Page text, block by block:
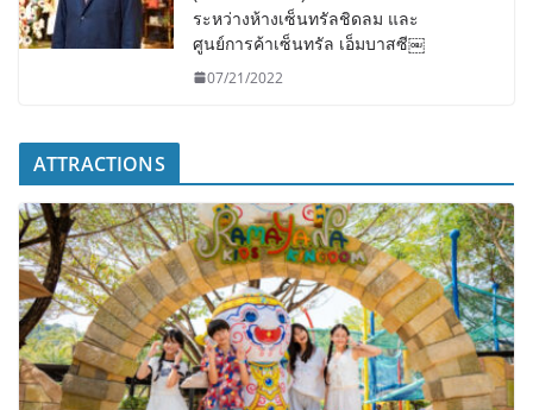
ระหว่างห้างเซ็นทรัลชิดลม และ
ศูนย์การค้าเซ็นทรัล เอ็มบาสซี￼
07/21/2022
ATTRACTIONS